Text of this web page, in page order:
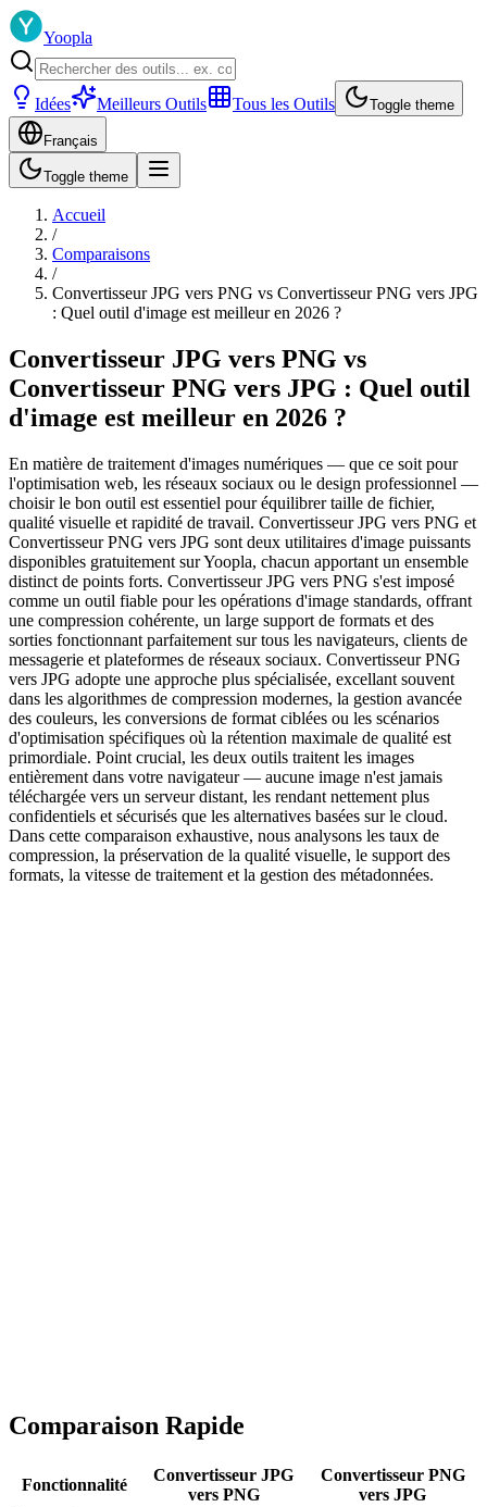
Yoopla
Idées Meilleurs Outils Tous les Outils Toggle theme
Français
Toggle theme
Accueil
/
Comparaisons
/
Convertisseur JPG vers PNG vs Convertisseur PNG vers JPG
: Quel outil d'image est meilleur en 2026 ?
Convertisseur JPG vers PNG vs
Convertisseur PNG vers JPG : Quel outil
d'image est meilleur en 2026 ?
En matière de traitement d'images numériques — que ce soit pour
l'optimisation web, les réseaux sociaux ou le design professionnel —
choisir le bon outil est essentiel pour équilibrer taille de fichier,
qualité visuelle et rapidité de travail. Convertisseur JPG vers PNG et
Convertisseur PNG vers JPG sont deux utilitaires d'image puissants
disponibles gratuitement sur Yoopla, chacun apportant un ensemble
distinct de points forts. Convertisseur JPG vers PNG s'est imposé
comme un outil fiable pour les opérations d'image standards, offrant
une compression cohérente, un large support de formats et des
sorties fonctionnant parfaitement sur tous les navigateurs, clients de
messagerie et plateformes de réseaux sociaux. Convertisseur PNG
vers JPG adopte une approche plus spécialisée, excellant souvent
dans les algorithmes de compression modernes, la gestion avancée
des couleurs, les conversions de format ciblées ou les scénarios
d'optimisation spécifiques où la rétention maximale de qualité est
primordiale. Point crucial, les deux outils traitent les images
entièrement dans votre navigateur — aucune image n'est jamais
téléchargée vers un serveur distant, les rendant nettement plus
confidentiels et sécurisés que les alternatives basées sur le cloud.
Dans cette comparaison exhaustive, nous analysons les taux de
compression, la préservation de la qualité visuelle, le support des
formats, la vitesse de traitement et la gestion des métadonnées.
Comparaison Rapide
Fonctionnalité
Convertisseur JPG
vers PNG
Convertisseur PNG
vers JPG